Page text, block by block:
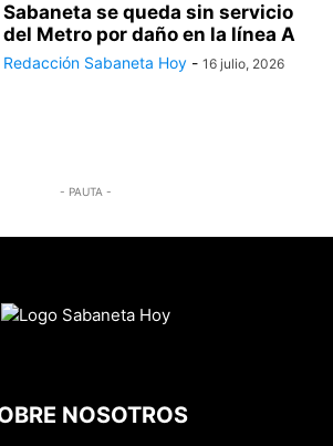
Sabaneta se queda sin servicio
del Metro por daño en la línea A
Redacción Sabaneta Hoy - 16 julio, 2026
- PAUTA -
NOSOTROS